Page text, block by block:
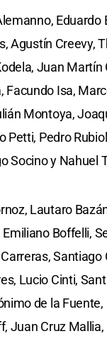
Eduardo
Agustín Creevy,
Juan Martín
Facundo Isa,
Montoya,
Petti, Pedro
Socino y Nahuel
Lautaro
Boffelli,
Santiago
Lucio Cinti,
de la
Juan Cruz